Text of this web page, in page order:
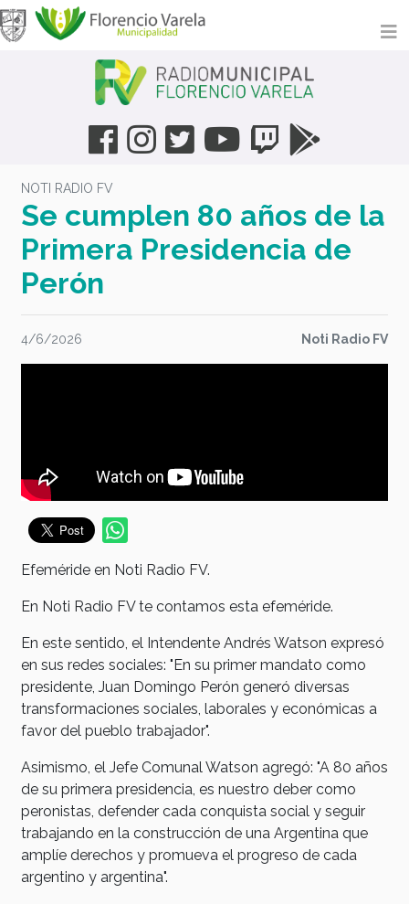
NOTI RADIO FV
Se cumplen 80 años de la
Primera Presidencia de
Perón
4/6/2026 Noti Radio FV
Efeméride en Noti Radio FV.
En Noti Radio FV te contamos esta efeméride.
En este sentido, el Intendente Andrés Watson expresó
en sus redes sociales: "En su primer mandato como
presidente, Juan Domingo Perón generó diversas
transformaciones sociales, laborales y económicas a
favor del pueblo trabajador".
Asimismo, el Jefe Comunal Watson agregó: "A 80 años
de su primera presidencia, es nuestro deber como
peronistas, defender cada conquista social y seguir
trabajando en la construcción de una Argentina que
amplíe derechos y promueva el progreso de cada
argentino y argentina".